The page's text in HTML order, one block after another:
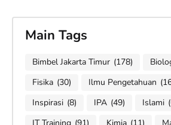
Main Tags
Bimbel Jakarta Timur (178)
Fisika (30) Ilmu Pengetahuan
Inspirasi (8) IPA (49) Islami